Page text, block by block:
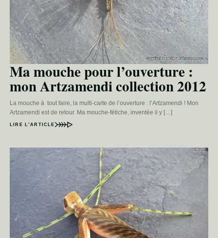
Ma mouche pour l’ouverture :
mon Artzamendi collection 2012
La mouche à tout faire, la multi-carte de l’ouverture : l’Artzamendi ! Mon
Artzamendi est de retour. Ma mouche-fétiche, inventée il y […]
LIRE L’ARTICLE